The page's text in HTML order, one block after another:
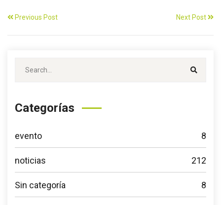
Previous Post Next Post
Categorías
evento 8
noticias 212
Sin categoría 8